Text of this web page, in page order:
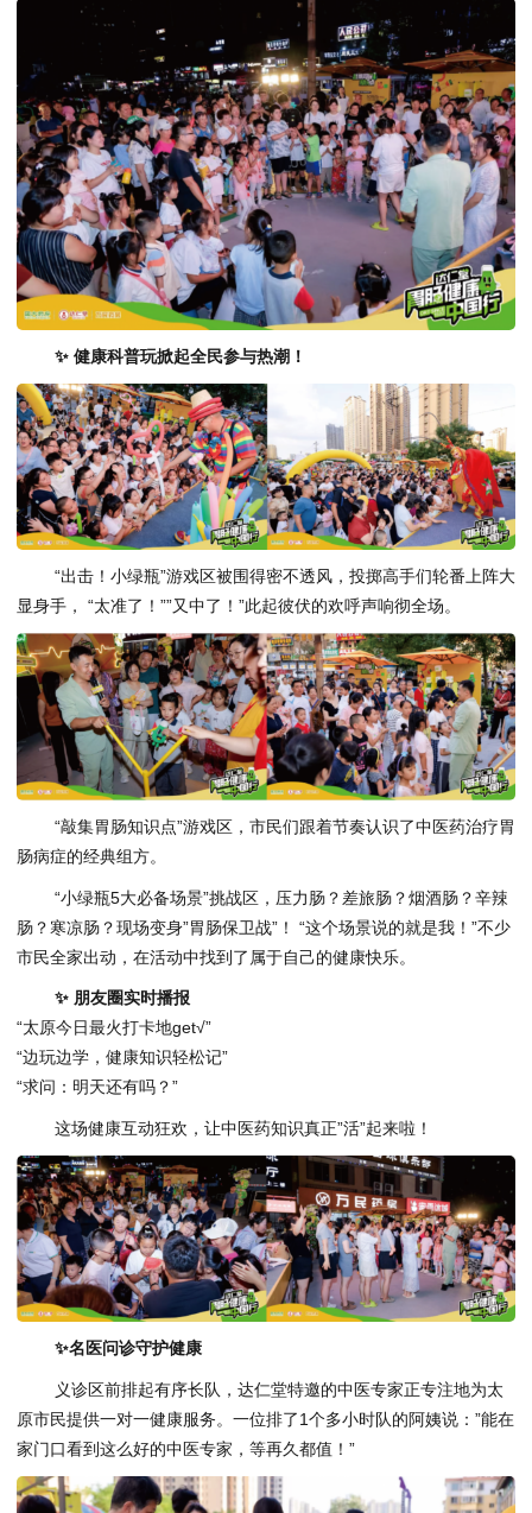
✨ 健康科普玩掀起全民参与热潮 ！
“出击！小绿瓶”游戏区被围得密不透风，投掷高手们轮番上阵大
显身手， “太准了！””又中了！”此起彼伏的欢呼声响彻全场。
“敲集胃肠知识点”游戏区，市民们跟着节奏认识了中医药治疗胃
肠病症的经典组方。
“小绿瓶5大必备场景”挑战区，压力肠？差旅肠？烟酒肠？辛辣
肠？寒凉肠？现场变身”胃肠保卫战”！ “这个场景说的就是我！”不少
市民全家出动，在活动中找到了属于自己的健康快乐。
✨ 朋友圈实时播报
“太原今日最火打卡地get√”
“边玩边学，健康知识轻松记”
“求问：明天还有吗？”
这场健康互动狂欢，让中医药知识真正”活”起来啦！
✨名医问诊守护健康
义诊区前排起有序长队，达仁堂特邀的中医专家正专注地为太
原市民提供一对一健康服务。一位排了1个多小时队的阿姨说：”能在
家门口看到这么好的中医专家，等再久都值！”